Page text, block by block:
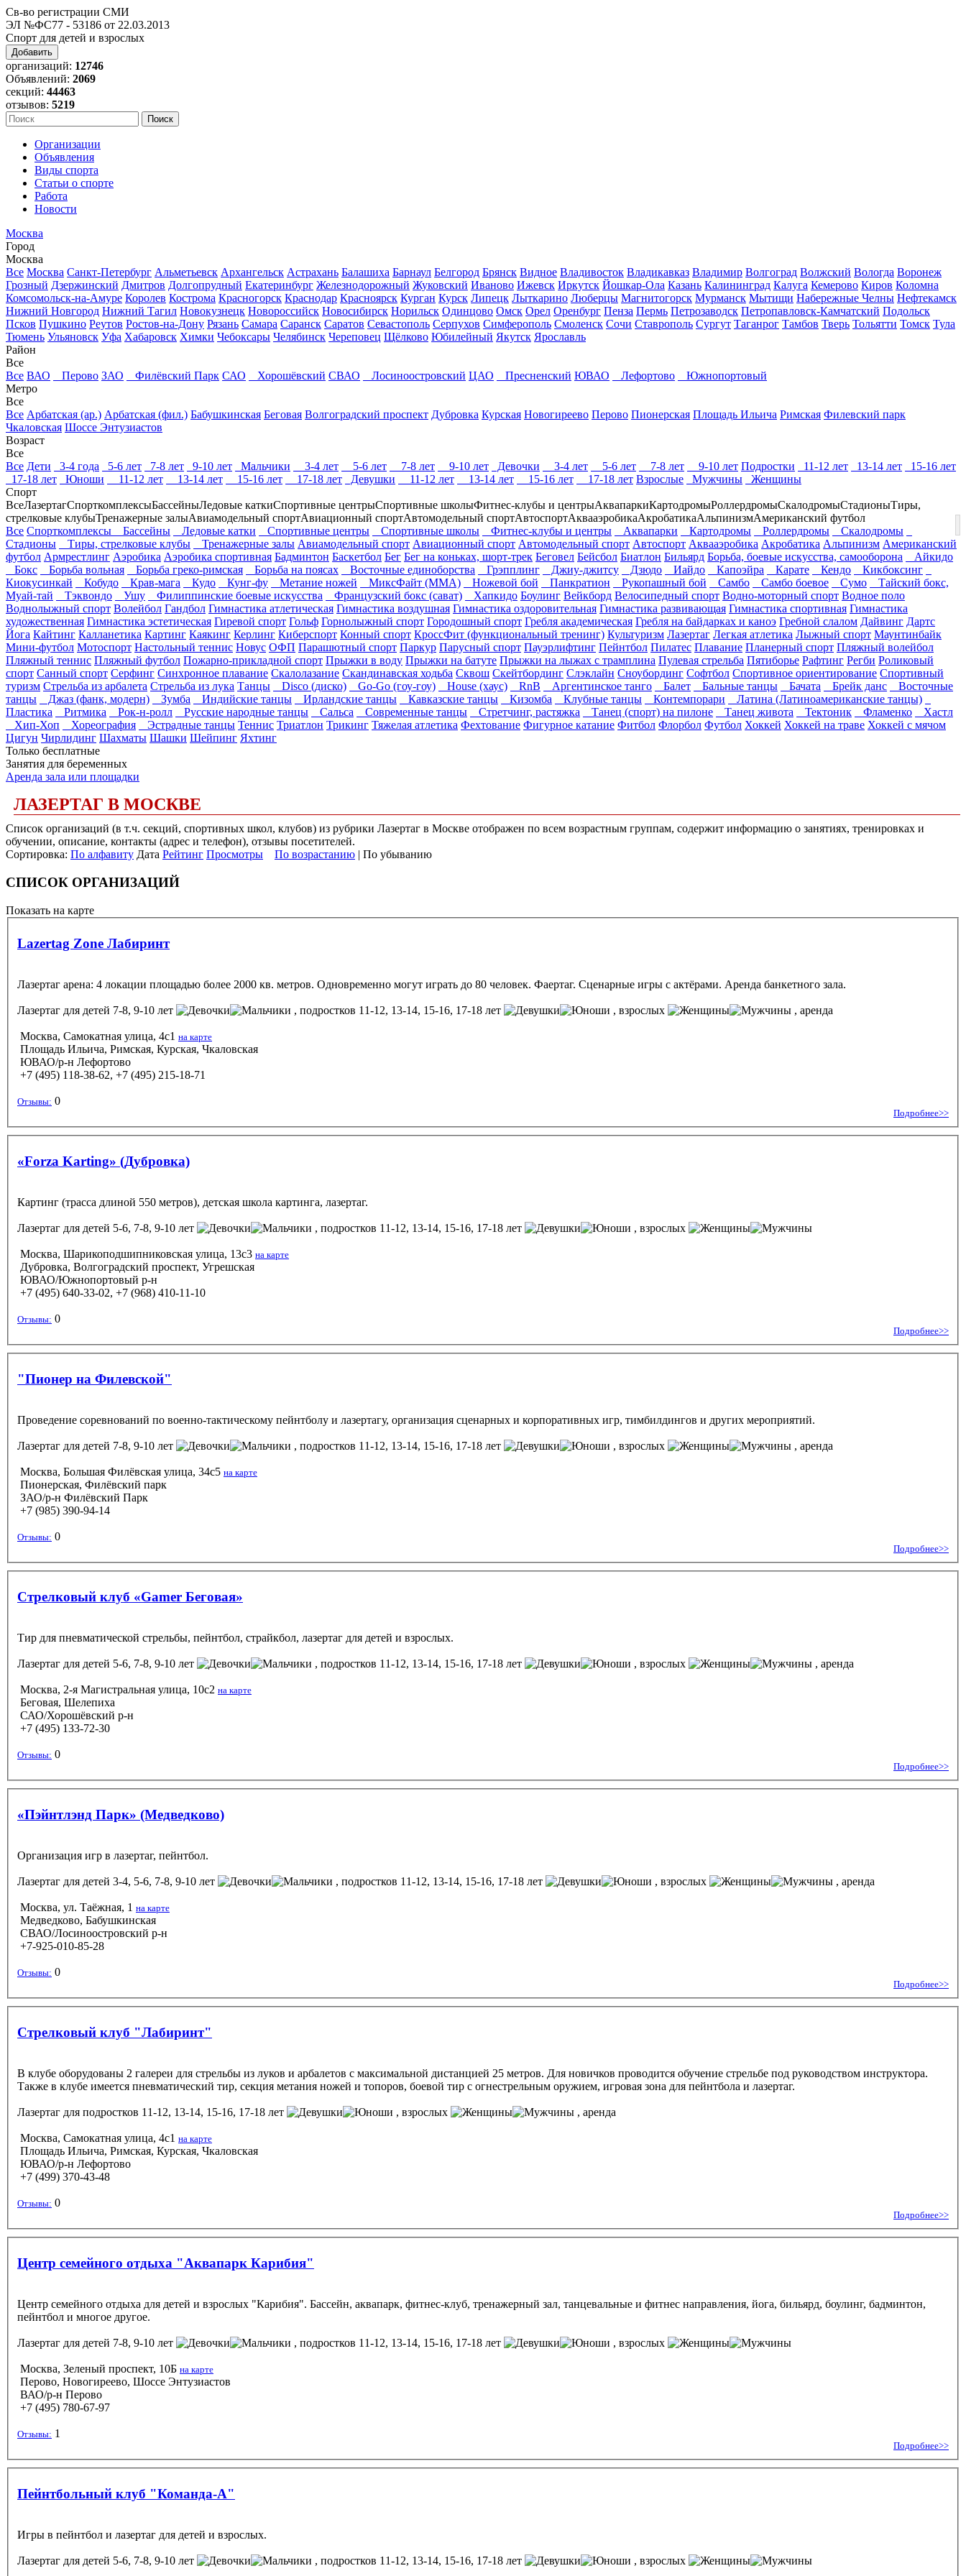
Св-во регистрации СМИ
ЭЛ №ФС77 - 53186 от 22.03.2013
Спорт для детей и взрослых
Добавить
организаций: 12746
Объявлений: 2069
секций: 44463
отзывов: 5219
Организации
Объявления
Виды спорта
Статьи о спорте
Работа
Новости
Москва
Город
Москва
Все Москва Санкт-Петербург Альметьевск Архангельск Астрахань Балашиха Барнаул Белгород Брянск Видное Владивосток Владикавказ Владимир Волгоград Волжский Вологда Воронеж
Грозный Дзержинский Дмитров Долгопрудный Екатеринбург Железнодорожный Жуковский Иваново Ижевск Иркутск Йошкар-Ола Казань Калининград Калуга Кемерово Киров Коломна
Комсомольск-на-Амуре Королев Кострома Красногорск Краснодар Красноярск Курган Курск Липецк Лыткарино Люберцы Магнитогорск Мурманск Мытищи Набережные Челны Нефтекамск
Нижний Новгород Нижний Тагил Новокузнецк Новороссийск Новосибирск Норильск Одинцово Омск Орел Оренбург Пенза Пермь Петрозаводск Петропавловск-Камчатский Подольск
Псков Пушкино Реутов Ростов-на-Дону Рязань Самара Саранск Саратов Севастополь Серпухов Симферополь Смоленск Сочи Ставрополь Сургут Таганрог Тамбов Тверь Тольятти Томск Тула
Тюмень Ульяновск Уфа Хабаровск Химки Чебоксары Челябинск Череповец Щёлково Юбилейный Якутск Ярославль
Район
Все
Все ВАО Перово ЗАО Филёвский Парк САО Хорошёвский СВАО Лосиноостровский ЦАО Пресненский ЮВАО Лефортово
Южнопортовый
Метро
Все
Все Арбатская (ар.) Арбатская (фил.) Бабушкинская Беговая Волгоградский проспект Дубровка Курская Новогиреево Перово Пионерская Площадь Ильича Римская Филевский парк
Чкаловская Шоссе Энтузиастов
Возраст
Все
Все Дети 3-4 года 5-6 лет 7-8 лет 9-10 лет Мальчики 3-4 лет 5-6 лет 7-8 лет 9-10 лет Девочки 3-4 лет 5-6 лет 7-8 лет 9-10 лет Подростки 11-12 лет 13-14 лет
15-16 лет
17-18 лет
Юноши 11-12 лет 13-14 лет 15-16 лет 17-18 лет Девушки 11-12 лет 13-14 лет 15-16 лет 17-18 лет Взрослые Мужчины
Женщины
Спорт
ВсеЛазертагСпорткомплексыБассейныЛедовые каткиСпортивные центрыСпортивные школыФитнес-клубы и центрыАквапаркиКартодромыРоллердромыСкалодромыСтадионыТиры,
стрелковые клубыТренажерные залыАвиамодельный спортАвиационный спортАвтомодельный спортАвтоспортАквааэробикаАкробатикаАльпинизмАмериканский футбол
Все Спорткомплексы Бассейны Ледовые катки Спортивные центры Спортивные школы Фитнес-клубы и центры Аквапарки Картодромы Роллердромы
Скалодромы
Стадионы
Тиры, стрелковые клубы Тренажерные залы Авиамодельный спорт Авиационный спорт Автомодельный спорт Автоспорт Аквааэробика Акробатика Альпинизм Американский
футбол Армрестлинг Аэробика Аэробика спортивная Бадминтон Баскетбол Бег Бег на коньках, шорт-трек Беговел Бейсбол Биатлон Бильярд Борьба, боевые искусства, самооборона
Айкидо
Бокс
Борьба вольная Борьба греко-римская Борьба на поясах Восточные единоборства Грэпплинг Джиу-джитсу Дзюдо Иайдо Капоэйра Карате Кендо
Кикбоксинг
Киокусинкай
Кобудо Крав-мага Кудо Кунг-фу Метание ножей МиксФайт (ММА) Ножевой бой Панкратион Рукопашный бой Самбо Самбо боевое Сумо
Тайский бокс,
Муай-тай
Тэквондо Ушу Филиппинские боевые искусства Французский бокс (сават) Хапкидо Боулинг Вейкборд Велосипедный спорт Водно-моторный спорт Водное поло
Воднолыжный спорт Волейбол Гандбол Гимнастика атлетическая Гимнастика воздушная Гимнастика оздоровительная Гимнастика развивающая Гимнастика спортивная Гимнастика
художественная Гимнастика эстетическая Гиревой спорт Гольф Горнолыжный спорт Городошный спорт Гребля академическая Гребля на байдарках и каноэ Гребной слалом Дайвинг Дартс
Йога Кайтинг Калланетика Картинг Каякинг Керлинг Киберспорт Конный спорт КроссФит (функциональный тренинг) Культуризм Лазертаг Легкая атлетика Лыжный спорт Маунтинбайк
Мини-футбол Мотоспорт Настольный теннис Новус ОФП Парашютный спорт Паркур Парусный спорт Пауэрлифтинг Пейнтбол Пилатес Плавание Планерный спорт Пляжный волейбол
Пляжный теннис Пляжный футбол Пожарно-прикладной спорт Прыжки в воду Прыжки на батуте Прыжки на лыжах с трамплина Пулевая стрельба Пятиборье Рафтинг Регби Роликовый
спорт Санный спорт Серфинг Синхронное плавание Скалолазание Скандинавская ходьба Сквош Скейтбординг Слэклайн Сноубординг Софтбол Спортивное ориентирование Спортивный
туризм Стрельба из арбалета Стрельба из лука Танцы Disco (диско) Go-Go (гоу-гоу) House (хаус) RnB Аргентинское танго Балет Бальные танцы Бачата Брейк данс
Восточные
танцы
Джаз (фанк, модерн) Зумба Индийские танцы Ирландские танцы Кавказские танцы Кизомба Клубные танцы Контемпорари
Латина (Латиноамериканские танцы)
Пластика
Ритмика Рок-н-ролл Русские народные танцы Сальса Современные танцы Стретчинг, растяжка Танец (спорт) на пилоне Танец живота Тектоник Фламенко
Хастл
Хип-Хоп
Хореография Эстрадные танцы Теннис Триатлон Трикинг Тяжелая атлетика Фехтование Фигурное катание Фитбол Флорбол Футбол Хоккей Хоккей на траве Хоккей с мячом
Цигун Чирлидинг Шахматы Шашки Шейпинг Яхтинг
Только бесплатные
Занятия для беременных
Аренда зала или площадки
ЛАЗЕРТАГ В МОСКВЕ
Список организаций (в т.ч. секций, спортивных школ, клубов) из рубрики Лазертаг в Москве отображен по всем возрастным группам, содержит информацию о занятиях, тренировках и
обучении, описание, контакты (адрес и телефон), отзывы посетителей.
Сортировка: По алфавиту Дата Рейтинг Просмотры По возрастанию | По убыванию
СПИСОК ОРГАНИЗАЦИЙ
Показать на карте
Lazertag Zone Лабиринт
Лазертаг арена: 4 локации площадью более 2000 кв. метров. Одновременно могут играть до 80 человек. Фаертаг. Сценарные игры с актёрами. Аренда банкетного зала.
Лазертаг для детей 7-8, 9-10 лет , подростков 11-12, 13-14, 15-16, 17-18 лет , взрослых , аренда
Москва, Самокатная улица, 4с1 на карте
Площадь Ильича, Римская, Курская, Чкаловская
ЮВАО/р-н Лефортово
+7 (495) 118-38-62, +7 (495) 215-18-71
Отзывы: 0
Подробнее>>
«Forza Karting» (Дубровка)
Картинг (трасса длиной 550 метров), детская школа картинга, лазертаг.
Лазертаг для детей 5-6, 7-8, 9-10 лет , подростков 11-12, 13-14, 15-16, 17-18 лет , взрослых
Москва, Шарикоподшипниковская улица, 13с3 на карте
Дубровка, Волгоградский проспект, Угрешская
ЮВАО/Южнопортовый р-н
+7 (495) 640-33-02, +7 (968) 410-11-10
Отзывы: 0
Подробнее>>
"Пионер на Филевской"
Проведение соревнований по военно-тактическому пейнтболу и лазертагу, организация сценарных и корпоративных игр, тимбилдингов и других мероприятий.
Лазертаг для детей 7-8, 9-10 лет , подростков 11-12, 13-14, 15-16, 17-18 лет , взрослых , аренда
Москва, Большая Филёвская улица, 34с5 на карте
Пионерская, Филёвский парк
ЗАО/р-н Филёвский Парк
+7 (985) 390-94-14
Отзывы: 0
Подробнее>>
Стрелковый клуб «Gamer Беговая»
Тир для пневматической стрельбы, пейнтбол, страйкбол, лазертаг для детей и взрослых.
Лазертаг для детей 5-6, 7-8, 9-10 лет , подростков 11-12, 13-14, 15-16, 17-18 лет , взрослых , аренда
Москва, 2-я Магистральная улица, 10с2 на карте
Беговая, Шелепиха
САО/Хорошёвский р-н
+7 (495) 133-72-30
Отзывы: 0
Подробнее>>
«Пэйнтлэнд Парк» (Медведково)
Организация игр в лазертаг, пейнтбол.
Лазертаг для детей 3-4, 5-6, 7-8, 9-10 лет , подростков 11-12, 13-14, 15-16, 17-18 лет , взрослых , аренда
Москва, ул. Таёжная, 1 на карте
Медведково, Бабушкинская
СВАО/Лосиноостровский р-н
+7-925-010-85-28
Отзывы: 0
Подробнее>>
Стрелковый клуб "Лабиринт"
В клубе оборудованы 2 галереи для стрельбы из луков и арбалетов с максимальной дистанцией 25 метров. Для новичков проводится обучение стрельбе под руководством инструктора.
Также в клубе имеется пневматический тир, секция метания ножей и топоров, боевой тир с огнестрельным оружием, игровая зона для пейнтбола и лазертаг.
Лазертаг для подростков 11-12, 13-14, 15-16, 17-18 лет , взрослых , аренда
Москва, Самокатная улица, 4с1 на карте
Площадь Ильича, Римская, Курская, Чкаловская
ЮВАО/р-н Лефортово
+7 (499) 370-43-48
Отзывы: 0
Подробнее>>
Центр семейного отдыха "Аквапарк Карибия"
Центр семейного отдыха для детей и взрослых "Карибия". Бассейн, аквапарк, фитнес-клуб, тренажерный зал, танцевальные и фитнес направления, йога, бильярд, боулинг, бадминтон,
пейнтбол и многое другое.
Лазертаг для детей 7-8, 9-10 лет , подростков 11-12, 13-14, 15-16, 17-18 лет , взрослых
Москва, Зеленый проспект, 10Б на карте
Перово, Новогиреево, Шоссе Энтузиастов
ВАО/р-н Перово
+7 (495) 780-67-97
Отзывы: 1
Подробнее>>
Пейнтбольный клуб "Команда-А"
Игры в пейнтбол и лазертаг для детей и взрослых.
Лазертаг для детей 5-6, 7-8, 9-10 лет , подростков 11-12, 13-14, 15-16, 17-18 лет , взрослых